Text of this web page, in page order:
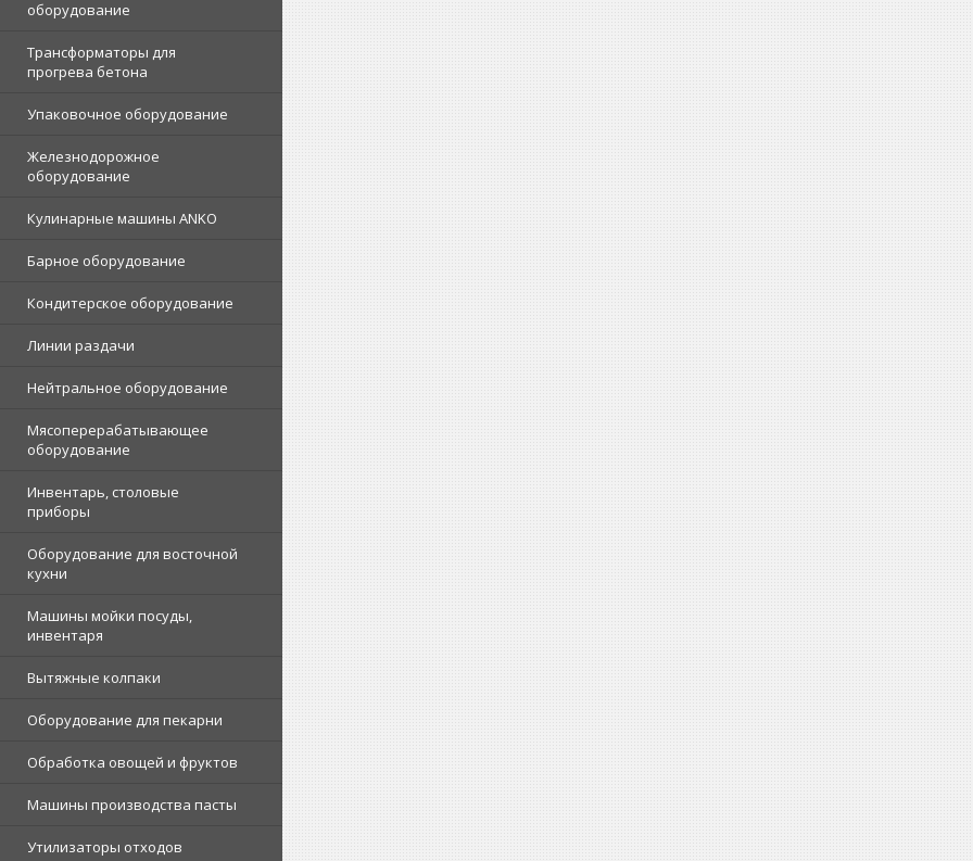
оборудование
Трансформаторы для
прогрева бетона
Упаковочное оборудование
Железнодорожное
оборудование
Кулинарные машины ANKO
Барное оборудование
Кондитерское оборудование
Линии раздачи
Нейтральное оборудование
Мясоперерабатывающее
оборудование
Инвентарь, столовые
приборы
Оборудование для восточной
кухни
Машины мойки посуды,
инвентаря
Вытяжные колпаки
Оборудование для пекарни
Обработка овощей и фруктов
Машины производства пасты
Утилизаторы отходов